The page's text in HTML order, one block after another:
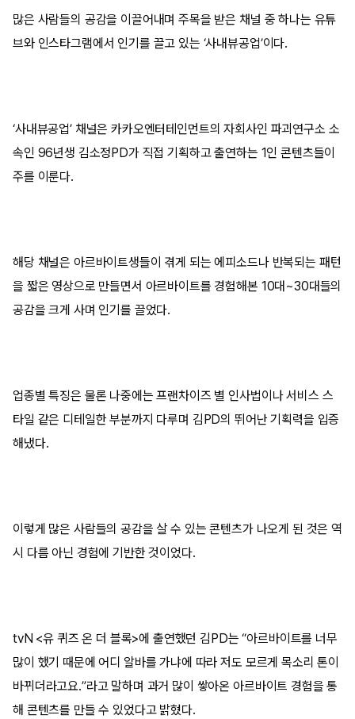
많은 사람들의 공감을 이끌어내며 주목을 받은 채널 중 하나는 유튜
브와 인스타그램에서 인기를 끌고 있는 ‘사내뷰공업’이다.
‘사내뷰공업’ 채널은 카카오엔터테인먼트의 자회사인 파괴연구소 소
속인 96년생 김소정PD가 직접 기획하고 출연하는 1인 콘텐츠들이
주를 이룬다.
해당 채널은 아르바이트생들이 겪게 되는 에피소드나 반복되는 패턴
을 짧은 영상으로 만들면서 아르바이트를 경험해본 10대~30대들의
공감을 크게 사며 인기를 끌었다.
업종별 특징은 물론 나중에는 프랜차이즈 별 인사법이나 서비스 스
타일 같은 디테일한 부분까지 다루며 김PD의 뛰어난 기획력을 입증
해냈다.
이렇게 많은 사람들의 공감을 살 수 있는 콘텐츠가 나오게 된 것은 역
시 다름 아닌 경험에 기반한 것이었다.
tvN <유 퀴즈 온 더 블록>에 출연했던 김PD는 “아르바이트를 너무
많이 했기 때문에 어디 알바를 가냐에 따라 저도 모르게 목소리 톤이
바뀌더라고요.”라고 말하며 과거 많이 쌓아온 아르바이트 경험을 통
해 콘텐츠를 만들 수 있었다고 밝혔다.